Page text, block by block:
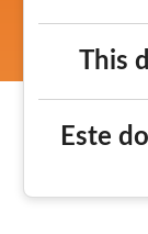
This
Este